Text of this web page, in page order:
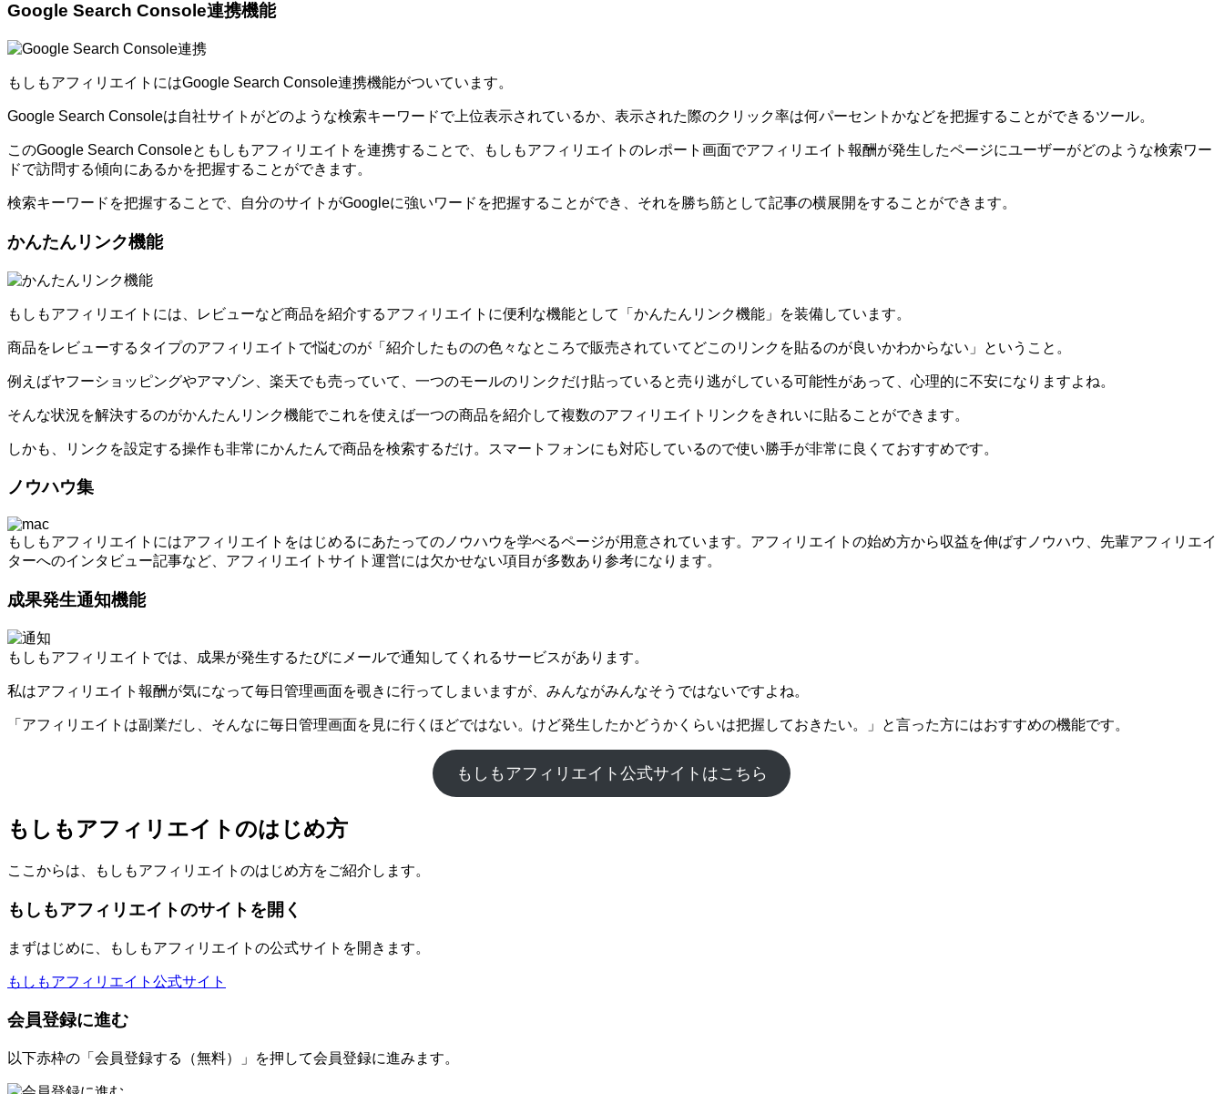
Google Search Console連携機能
もしもアフィリエイトにはGoogle Search Console連携機能がついています。
Google Search Consoleは自社サイトがどのような検索キーワードで上位表示されているか、表示された際のクリック率は何パーセントかなどを把握することができるツール。
このGoogle Search Consoleともしもアフィリエイトを連携することで、もしもアフィリエイトのレポート画面でアフィリエイト報酬が発生したページにユーザーがどのような検索ワー
ドで訪問する傾向にあるかを把握することができます。
検索キーワードを把握することで、自分のサイトがGoogleに強いワードを把握することができ、それを勝ち筋として記事の横展開をすることができます。
かんたんリンク機能
もしもアフィリエイトには、レビューなど商品を紹介するアフィリエイトに便利な機能として「かんたんリンク機能」を装備しています。
商品をレビューするタイプのアフィリエイトで悩むのが「紹介したものの色々なところで販売されていてどこのリンクを貼るのが良いかわからない」ということ。
例えばヤフーショッピングやアマゾン、楽天でも売っていて、一つのモールのリンクだけ貼っていると売り逃がしている可能性があって、心理的に不安になりますよね。
そんな状況を解決するのがかんたんリンク機能でこれを使えば一つの商品を紹介して複数のアフィリエイトリンクをきれいに貼ることができます。
しかも、リンクを設定する操作も非常にかんたんで商品を検索するだけ。スマートフォンにも対応しているので使い勝手が非常に良くておすすめです。
ノウハウ集
もしもアフィリエイトにはアフィリエイトをはじめるにあたってのノウハウを学べるページが用意されています。アフィリエイトの始め方から収益を伸ばすノウハウ、先輩アフィリエイ
ターへのインタビュー記事など、アフィリエイトサイト運営には欠かせない項目が多数あり参考になります。
成果発生通知機能
もしもアフィリエイトでは、成果が発生するたびにメールで通知してくれるサービスがあります。
私はアフィリエイト報酬が気になって毎日管理画面を覗きに行ってしまいますが、みんながみんなそうではないですよね。
「アフィリエイトは副業だし、そんなに毎日管理画面を見に行くほどではない。けど発生したかどうかくらいは把握しておきたい。」と言った方にはおすすめの機能です。
もしもアフィリエイト公式サイトはこちら
もしもアフィリエイトのはじめ方
ここからは、もしもアフィリエイトのはじめ方をご紹介します。
もしもアフィリエイトのサイトを開く
まずはじめに、もしもアフィリエイトの公式サイトを開きます。
もしもアフィリエイト公式サイト
会員登録に進む
以下赤枠の「会員登録する（無料）」を押して会員登録に進みます。